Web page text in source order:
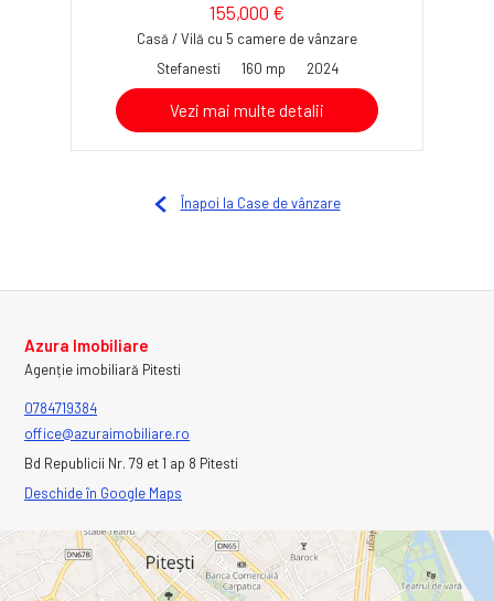
155,000 €
Casă / Vilă cu 5 camere de vânzare
Stefanesti
160 mp 2024
Vezi mai multe detalii
Înapoi la Case de vânzare
Azura Imobiliare
Agenție imobiliară Pitesti
0784719384
office@azuraimobiliare.ro
Bd Republicii Nr. 79 et 1 ap 8 Pitesti
Deschide în Google Maps